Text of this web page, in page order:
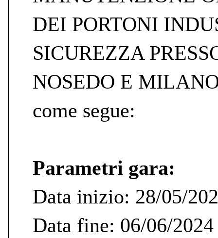
DEI PORTONI
SICUREZZA
NOSEDO E
come segue:
Parametri gara:
Data inizio: 28/05/
Data fine: 06/06/